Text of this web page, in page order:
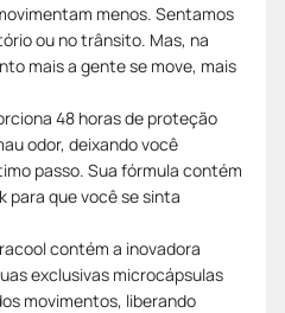
menos. Sentamos
ou no trânsito. Mas, na
mais a gente se move, mais
48 horas de proteção
odor, deixando você
passo. Sua fórmula contém
para que você se sinta
contém a inovadora
exclusivas microcápsulas
movimentos, liberando